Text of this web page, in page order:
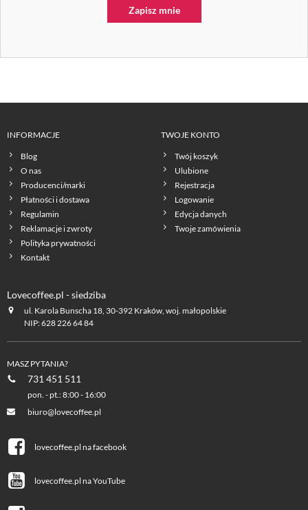
INFORMACJE
Blog
O nas
Producenci/marki
Płatności i dostawa
Regulamin
Reklamacje i zwroty
Polityka prywatności
Kontakt
TWOJE KONTO
Twój koszyk
Ulubione
Rejestracja
Logowanie
Edycja danych
Twoje zamówienia
Lovecoffee.pl - siedziba
ul. Karola Bunscha 18, 30-392 Kraków, woj. małopolskie
NIP: 628 226 64 84
MASZ PYTANIA?
731 451 511
pon. - pt.: 8:00 - 16:00
biuro@lovecoffee.pl
lovecoffee.pl na facebook
lovecoffee.pl na YouTube